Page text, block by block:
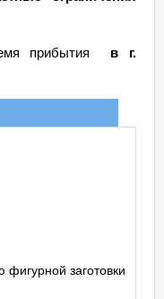
прибытия
в г.
заготовки